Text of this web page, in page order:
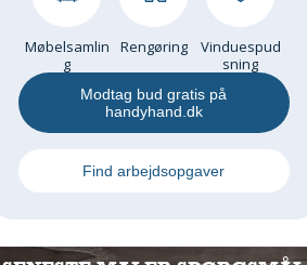
Møbelsamlin
g
Rengøring
Vinduespud
sning
Modtag bud gratis på
handyhand.dk
Find arbejdsopgaver